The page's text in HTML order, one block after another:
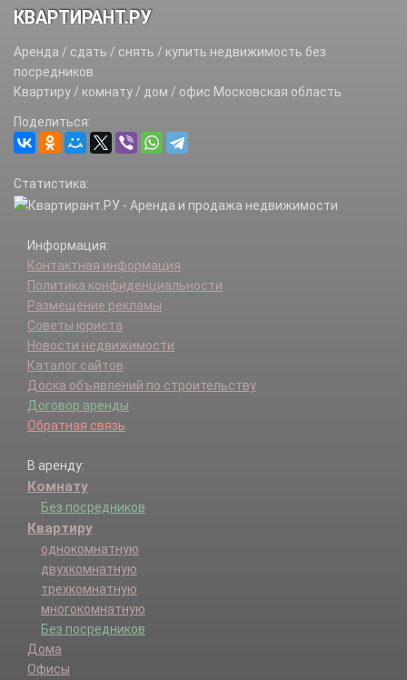
КВАРТИРАНТ.РУ
Аренда / сдать / снять / купить недвижимость без
посредников.
Квартиру / комнату / дом / офис Московская область
Поделиться:
Статистика:
Информация:
Контактная информация
Политика конфиденциальности
Размещение рекламы
Советы юриста
Новости недвижимости
Каталог сайтов
Доска объявлений по строительству
Договор аренды
Обратная связь
В аренду:
Комнату
Без посредников
Квартиру
однокомнатную
двухкомнатную
трехкомнатную
многокомнатную
Без посредников
Дома
Офисы